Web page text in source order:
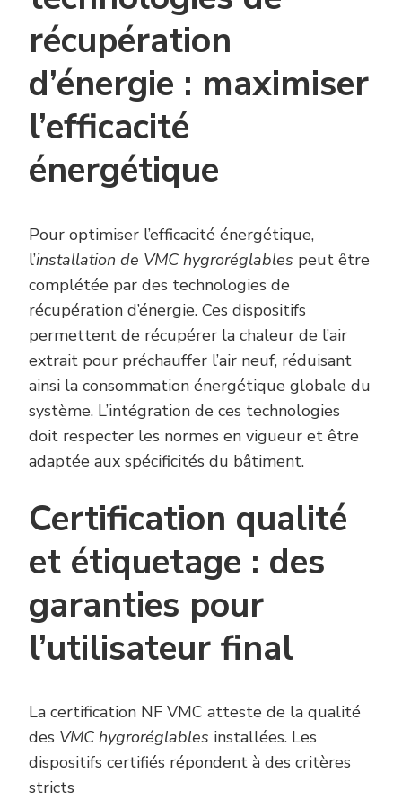
récupération
d’énergie : maximiser
l’efficacité
énergétique
Pour optimiser l’efficacité énergétique,
l’installation de VMC hygroréglables peut être
complétée par des technologies de
récupération d’énergie. Ces dispositifs
permettent de récupérer la chaleur de l’air
extrait pour préchauffer l’air neuf, réduisant
ainsi la consommation énergétique globale du
système. L’intégration de ces technologies
doit respecter les normes en vigueur et être
adaptée aux spécificités du bâtiment.
Certification qualité
et étiquetage : des
garanties pour
l’utilisateur final
La certification NF VMC atteste de la qualité
des VMC hygroréglables installées. Les
dispositifs certifiés répondent à des critères
stricts